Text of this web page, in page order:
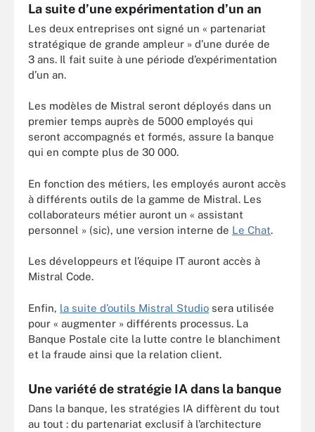
La suite d’une expérimentation d’un an
Les deux entreprises ont signé un « partenariat
stratégique de grande ampleur » d’une durée de
3 ans. Il fait suite à une période d’expérimentation
d’un an.
Les modèles de Mistral seront déployés dans un
premier temps auprès de 5000 employés qui
seront accompagnés et formés, assure la banque
qui en compte plus de 30 000.
En fonction des métiers, les employés auront accès
à différents outils de la gamme de Mistral. Les
collaborateurs métier auront un « assistant
personnel » (sic), une version interne de Le Chat.
Les développeurs et l’équipe IT auront accès à
Mistral Code.
Enfin, la suite d’outils Mistral Studio sera utilisée
pour « augmenter » différents processus. La
Banque Postale cite la lutte contre le blanchiment
et la fraude ainsi que la relation client.
Une variété de stratégie IA dans la banque
Dans la banque, les stratégies IA diffèrent du tout
au tout : du partenariat exclusif à l’architecture